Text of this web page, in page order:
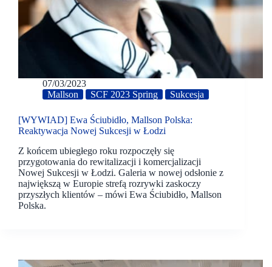
07/03/2023
Mallson
SCF 2023 Spring Sukcesja
[WYWIAD] Ewa Ściubidło, Mallson Polska:
Reaktywacja Nowej Sukcesji w Łodzi
Z końcem ubiegłego roku rozpoczęły się
przygotowania do rewitalizacji i komercjalizacji
Nowej Sukcesji w Łodzi. Galeria w nowej odsłonie z
największą w Europie strefą rozrywki zaskoczy
przyszłych klientów – mówi Ewa Ściubidło, Mallson
Polska.